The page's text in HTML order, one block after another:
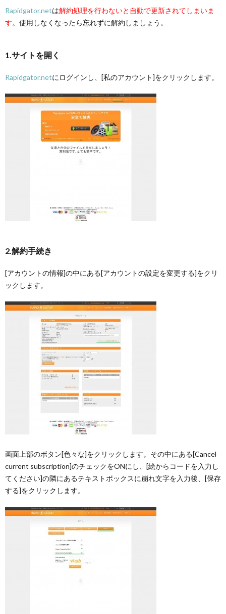
Rapidgator.netは解約処理を行わないと自動で更新されてしまいま
す。使用しなくなったら忘れずに解約しましょう。
1.サイトを開く
Rapidgator.netにログインし、[私のアカウント]をクリックします。
2.解約手続き
[アカウントの情報]の中にある[アカウントの設定を変更する]をクリ
ックします。
画面上部のボタン[色々な]をクリックします。その中にある[Cancel
current subscription]のチェックをONにし、[絵からコードを入力し
てください]の隣にあるテキストボックスに崩れ文字を入力後、[保存
する]をクリックします。